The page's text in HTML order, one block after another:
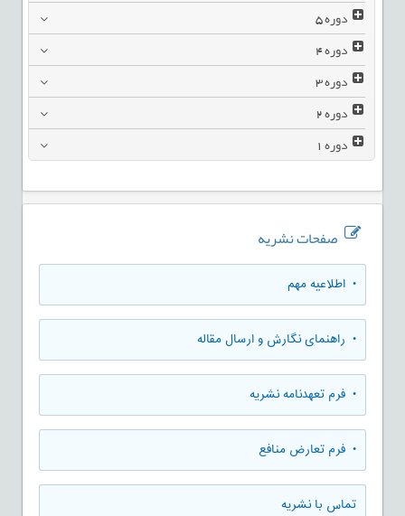
دوره5
دوره4
دوره3
دوره2
دوره1
صفحات نشریه
• اطلاعیه مهم
• راهنمای نگارش و ارسال مقاله
• فرم تعهدنامه نشریه
• فرم تعارض منافع
تماس با نشریه